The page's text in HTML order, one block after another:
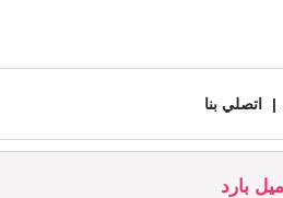
اتصلي بنا
بارد